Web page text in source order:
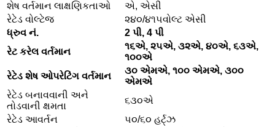
શેષ વર્તમાન લાક્ષણિકતાઓ
એ, એસી
રેટેડ વોલ્ટેજ
૨૪૦/૪૧૫વોલ્ટ એસી
ધ્રુવ નં.
2 પી, 4 પી
રેટ કરેલ વર્તમાન
૧૬એ, ૨૫એ, ૩૨એ, ૪૦એ, ૬૩એ,
૧૦૦એ
રેટેડ શેષ ઓપરેટિંગ વર્તમાન
૩૦ એમએ, ૧૦૦ એમએ, ૩૦૦
એમએ
રેટેડ બનાવવાની અને
તોડવાની ક્ષમતા
૬૩૦એ
રેટેડ આવર્તન
૫૦/૬૦ હર્ટ્ઝ